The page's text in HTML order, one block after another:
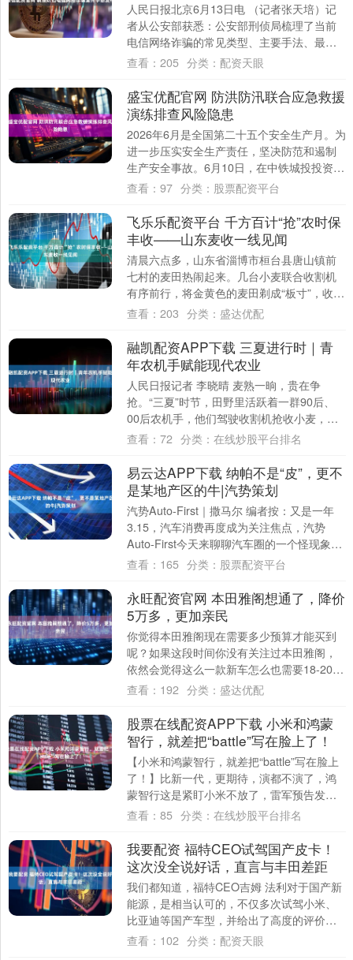
人民日报北京6月13日电 （记者张天培）记
者从公安部获悉：公安部刑侦局梳理了当前
电信网络诈骗的常见类型、主要手法、最新
形势，编写了《2026版防范电信网络诈骗
查看： 205 分类： 配资天眼
盛宝优配官网 防洪防汛联合应急救援
演练排查风险隐患
2026年6月是全国第二十五个安全生产月。为
进一步压实安全生产责任，坚决防范和遏制
生产安全事故。6月10日，在中铁城投投资、
中铁三局承建的G341辘白公路项目S....
查看： 97 分类： 股票配资平台
飞乐乐配资平台 千方百计“抢”农时保
丰收——山东麦收一线见闻
清晨六点多，山东省淄博市桓台县唐山镇前
七村的麦田热闹起来。几台小麦联合收割机
有序前行，将金黄色的麦田剃成“板寸”，收获
的麦粒逐渐堆满运粮车。“尽管受到去年秋汛
查看： 203 分类： 盛达优配
融凯配资APP下载 三夏进行时｜青
年农机手赋能现代农业
人民日报记者 李晓晴 麦熟一晌，贵在争
抢。“三夏”时节，田野里活跃着一群90后、
00后农机手，他们驾驶收割机抢收小麦，操
控无人机开展植保作业，依托智慧中控系统
查看： 72 分类： 在线炒股平台排名
易云达APP下载 纳帕不是“皮”，更不
是某地产区的牛|汽势策划
汽势Auto-First｜撒马尔 编者按：又是一年
3.15，汽车消费再度成为关注焦点，汽势
Auto-First今天来聊聊汽车圈的一个怪现象。
不知道大家发现没有....
查看： 165 分类： 股票配资平台
永旺配资官网 本田雅阁想通了，降价
5万多，更加亲民
你觉得本田雅阁现在需要多少预算才能买到
呢？如果这段时间你没有关注过本田雅阁，
依然会觉得这么一款新车怎么也需要18-20多
万，因为本田雅阁一直以来都是合资中型车
查看： 192 分类： 盛达优配
股票在线配资APP下载 小米和鸿蒙
智行，就差把“battle”写在脸上了！
【小米和鸿蒙智行，就差把“battle”写在脸上
了！】比新一代，更期待，演都不演了，鸿
蒙智行这是紧盯小米不放了，雷军预告发布
会，称安全，驾控，智能体验，豪华质感....
查看： 85 分类： 在线炒股平台排名
我要配资 福特CEO试驾国产皮卡！
这次没全说好话，直言与丰田差距
我们都知道，福特CEO吉姆 法利对于国产新
能源，是相当认可的，不仅多次试驾小米、
比亚迪等国产车型，并给出了高度的评价。
而此次，其又在澳大利亚试驾了比亚迪
查看： 102 分类： 配资天眼